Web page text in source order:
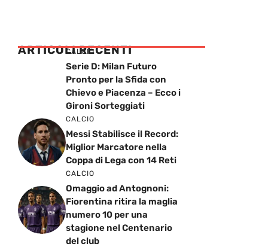
ARTICOLI RECENTI
CALCIO
Serie D: Milan Futuro
Pronto per la Sfida con
Chievo e Piacenza – Ecco i
Gironi Sorteggiati
CALCIO
Messi Stabilisce il Record:
Miglior Marcatore nella
Coppa di Lega con 14 Reti
CALCIO
Omaggio ad Antognoni:
Fiorentina ritira la maglia
numero 10 per una
stagione nel Centenario
del club